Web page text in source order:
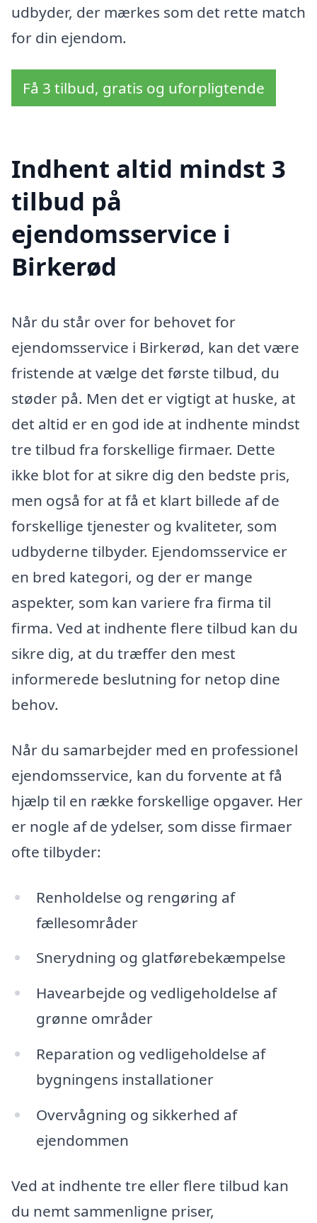
udbyder, der mærkes som det rette match
for din ejendom.
Få 3 tilbud, gratis og uforpligtende
Indhent altid mindst 3
tilbud på
ejendomsservice i
Birkerød
Når du står over for behovet for
ejendomsservice i Birkerød, kan det være
fristende at vælge det første tilbud, du
støder på. Men det er vigtigt at huske, at
det altid er en god ide at indhente mindst
tre tilbud fra forskellige firmaer. Dette
ikke blot for at sikre dig den bedste pris,
men også for at få et klart billede af de
forskellige tjenester og kvaliteter, som
udbyderne tilbyder. Ejendomsservice er
en bred kategori, og der er mange
aspekter, som kan variere fra firma til
firma. Ved at indhente flere tilbud kan du
sikre dig, at du træffer den mest
informerede beslutning for netop dine
behov.
Når du samarbejder med en professionel
ejendomsservice, kan du forvente at få
hjælp til en række forskellige opgaver. Her
er nogle af de ydelser, som disse firmaer
ofte tilbyder:
Renholdelse og rengøring af
fællesområder
Snerydning og glatførebekæmpelse
Havearbejde og vedligeholdelse af
grønne områder
Reparation og vedligeholdelse af
bygningens installationer
Overvågning og sikkerhed af
ejendommen
Ved at indhente tre eller flere tilbud kan
du nemt sammenligne priser,